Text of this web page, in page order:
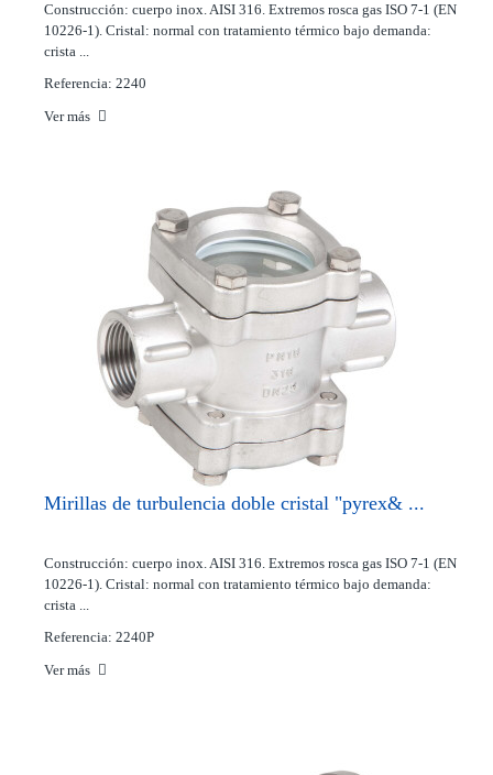
Construcción: cuerpo inox. AISI 316. Extremos rosca gas ISO 7-1 (EN
10226-1). Cristal: normal con tratamiento térmico bajo demanda:
crista ...
Referencia: 2240
Ver más
Mirillas de turbulencia doble cristal "pyrex& ...
Construcción: cuerpo inox. AISI 316. Extremos rosca gas ISO 7-1 (EN
10226-1). Cristal: normal con tratamiento térmico bajo demanda:
crista ...
Referencia: 2240P
Ver más